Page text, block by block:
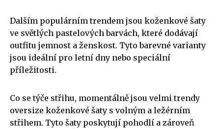
Dalším populárním trendem jsou koženkové šaty
ve světlých pastelových barvách, které dodávají
outfitu jemnost a ženskost. Tyto barevné varianty
jsou ideální pro letní dny nebo speciální
příležitosti.
Co se týče střihu, momentálně jsou velmi trendy
oversize koženkové šaty s volným a ležérním
střihem. Tyto šaty poskytují pohodlí a zároveň